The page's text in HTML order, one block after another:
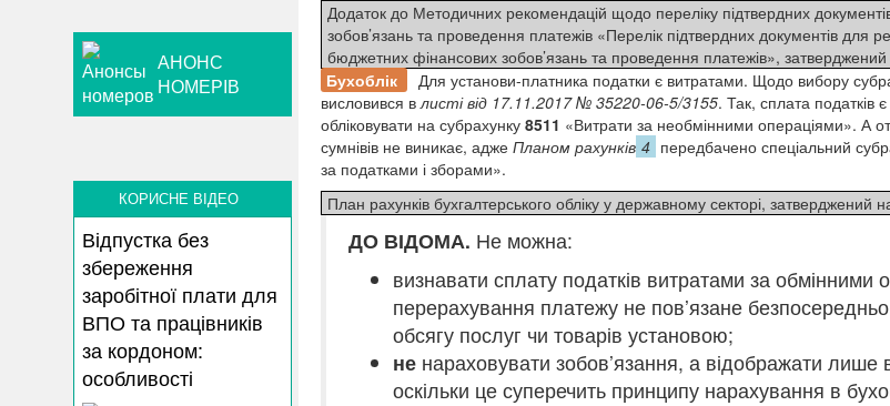
АНОНС
НОМЕРІВ
КОРИСНЕ ВІДЕО
Відпустка без
збереження
заробітної плати для
ВПО та працівників
за кордоном:
особливості
Додаток до Методичних рекомендацій щодо переліку підтвердних
зобов’язань та проведення платежів «Перелік підтвердних документів для
бюджетних фінансових зобов’язань та проведення платежів»,
Бухоблік
Для установи-платника податки є витратами. Щодо вибору
висловився влисті від 17.11.2017 № 35220-06-5/3155. Так, сплата податків є
обліковувати на субрахунку 8511 «Витрати за необмінними операціями». А
сумнівів не виникає, адже Планом рахунків 4 передбачено спеціальний
за податками і зборами».
План рахунків бухгалтерського обліку у державному секторі,
ДО ВІДОМА. Не можна:
визнавати сплату податків витратами за обмінними
перерахування платежу не пов’язане
обсягу послуг чи товарів установою;
ненараховувати зобов’язання, а відображати
оскільки це суперечить принципу нарахування в